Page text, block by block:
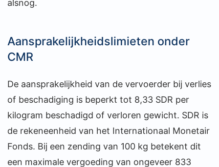
alsnog.
Aansprakelijkheidslimieten onder
CMR
De aansprakelijkheid van de vervoerder bij verlies
of beschadiging is beperkt tot 8,33 SDR per
kilogram beschadigd of verloren gewicht. SDR is
de rekeneenheid van het Internationaal Monetair
Fonds. Bij een zending van 100 kg betekent dit
een maximale vergoeding van ongeveer 833